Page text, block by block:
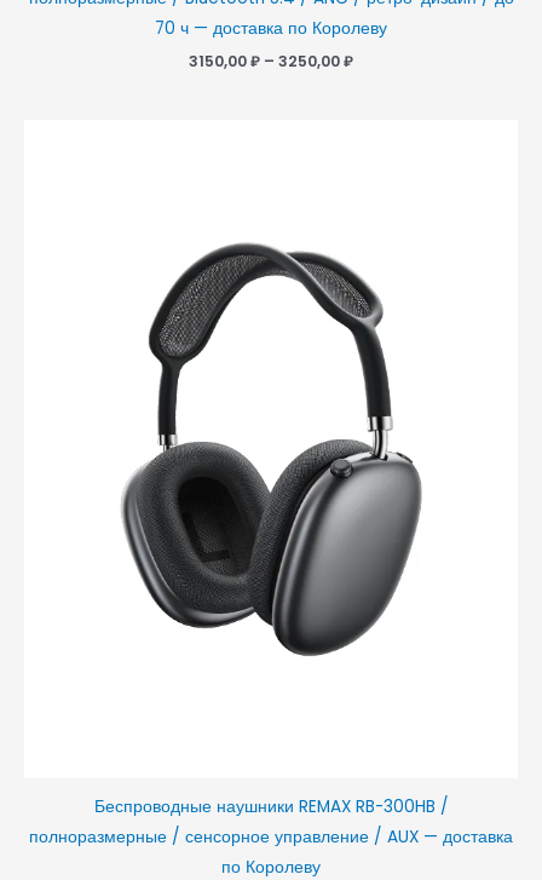
70 ч — доставка по Королеву
3150,00₽ – 3250,00₽
Беспроводные наушники REMAX RB-300HB /
полноразмерные / сенсорное управление / AUX — доставка
по Королеву